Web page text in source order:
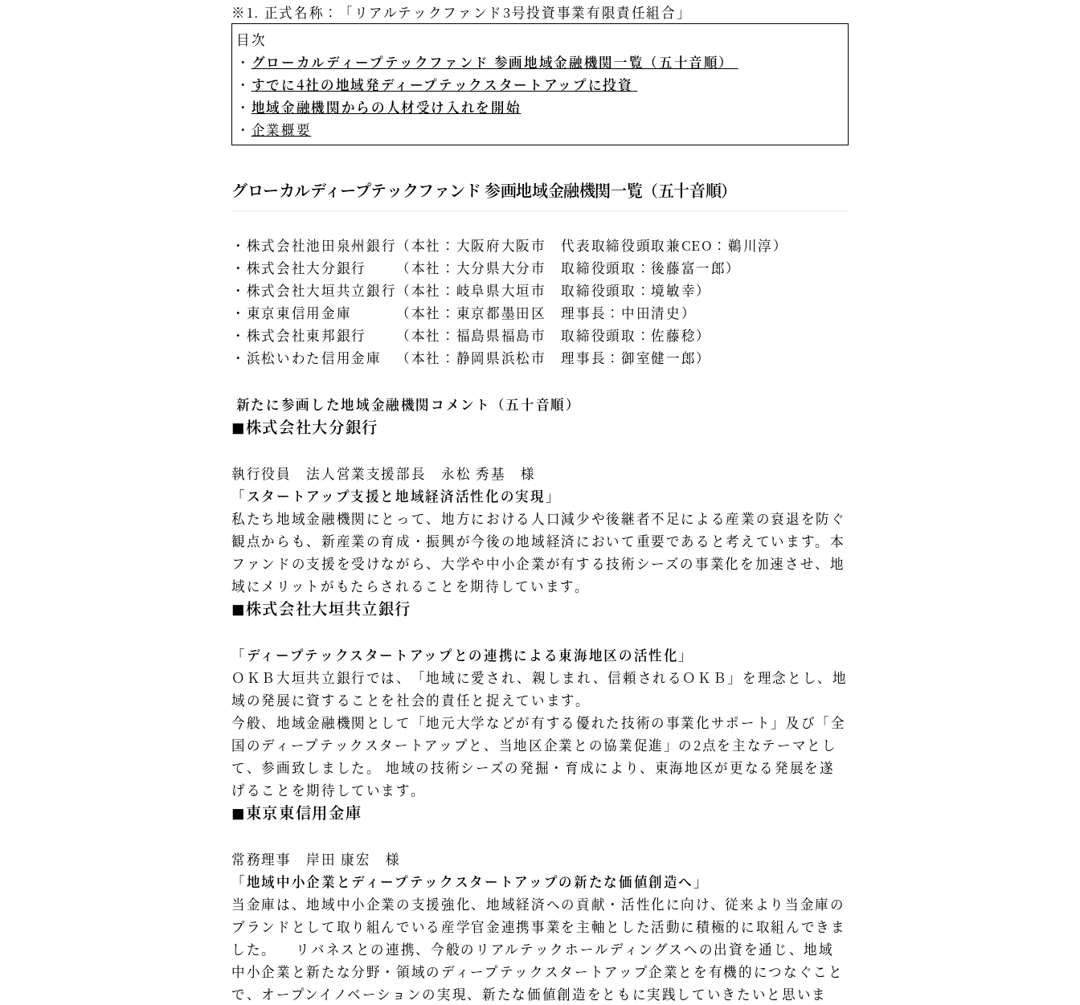
※1. 正式名称：「リアルテックファンド3号投資事業有限責任組合」 ​ ​
目次
グローカルディープテックファンド 参画地域金融機関一覧（五十音順）
すでに4社の地域発ディープテックスタートアップに投資
地域金融機関からの人材受け入れを開始
企業概要
グローカルディープテックファンド 参画地域金融機関一覧（五十音順）
株式会社池田泉州銀行（本社：大阪府大阪市 代表取締役頭取兼CEO：鵜川淳）
株式会社大分銀行 （本社：大分県大分市 取締役頭取：後藤富一郎）
株式会社大垣共立銀行（本社：岐阜県大垣市 取締役頭取：境敏幸）
東京東信用金庫 （本社：東京都墨田区 理事長：中田清史）
株式会社東邦銀行 （本社：福島県福島市 取締役頭取：佐藤稔）
浜松いわた信用金庫 （本社：静岡県浜松市 理事長：御室健一郎）
新たに参画した地域金融機関コメント（五十音順）
◼︎株式会社大分銀行
執行役員 法人営業支援部長 永松 秀基 様
「スタートアップ支援と地域経済活性化の実現」
私たち地域金融機関にとって、地方における人口減少や後継者不足による産業の衰退を防ぐ
観点からも、新産業の育成・振興が今後の地域経済において重要であると考えています。本
ファンドの支援を受けながら、大学や中小企業が有する技術シーズの事業化を加速させ、地
域にメリットがもたらされることを期待しています。 ​
◼︎株式会社大垣共立銀行
「ディープテックスタートアップとの連携による東海地区の活性化」
ＯＫＢ大垣共立銀行では、「地域に愛され、親しまれ、信頼されるＯＫＢ」を理念とし、地
域の発展に資することを社会的責任と捉えています。
今般、地域金融機関として「地元大学などが有する優れた技術の事業化サポート」及び「全
国のディープテックスタートアップと、当地区企業との協業促進」の2点を主なテーマとし
て、参画致しました。 地域の技術シーズの発掘・育成により、東海地区が更なる発展を遂
げることを期待しています。
◼︎東京東信用金庫
常務理事 岸田 康宏 様
「地域中小企業とディープテックスタートアップの新たな価値創造へ」
当金庫は、地域中小企業の支援強化、地域経済への貢献・活性化に向け、従来より当金庫の
ブランドとして取り組んでいる産学官金連携事業を主軸とした活動に積極的に取組んできま
した。 リバネスとの連携、今般のリアルテックホールディングスへの出資を通じ、地域
中小企業と新たな分野・領域のディープテックスタートアップ企業とを有機的につなぐこと
で、オープンイノベーションの実現、新たな価値創造をともに実践していきたいと思いま